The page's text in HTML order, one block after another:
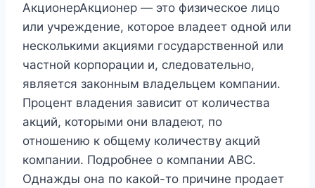
АкционерАкционер — это физическое лицо
или учреждение, которое владеет одной или
несколькими акциями государственной или
частной корпорации и, следовательно,
является законным владельцем компании.
Процент владения зависит от количества
акций, которыми они владеют, по
отношению к общему количеству акций
компании. Подробнее о компании ABC.
Однажды она по какой-то причине продает